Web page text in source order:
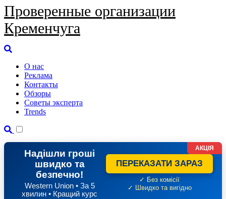
Проверенные организации
Кременчуга
О нас
Реклама
Контакты
Обзоры
Советы эксперта
Trends
Надішли гроші
швидко та
безпечно!
Western Union • За 5
хвилин • Кращий курс
ПЕРЕКАЗАТИ ЗАРАЗ
✓ Без комісії
✓ Швидко та вигідно
АКЦІЯ